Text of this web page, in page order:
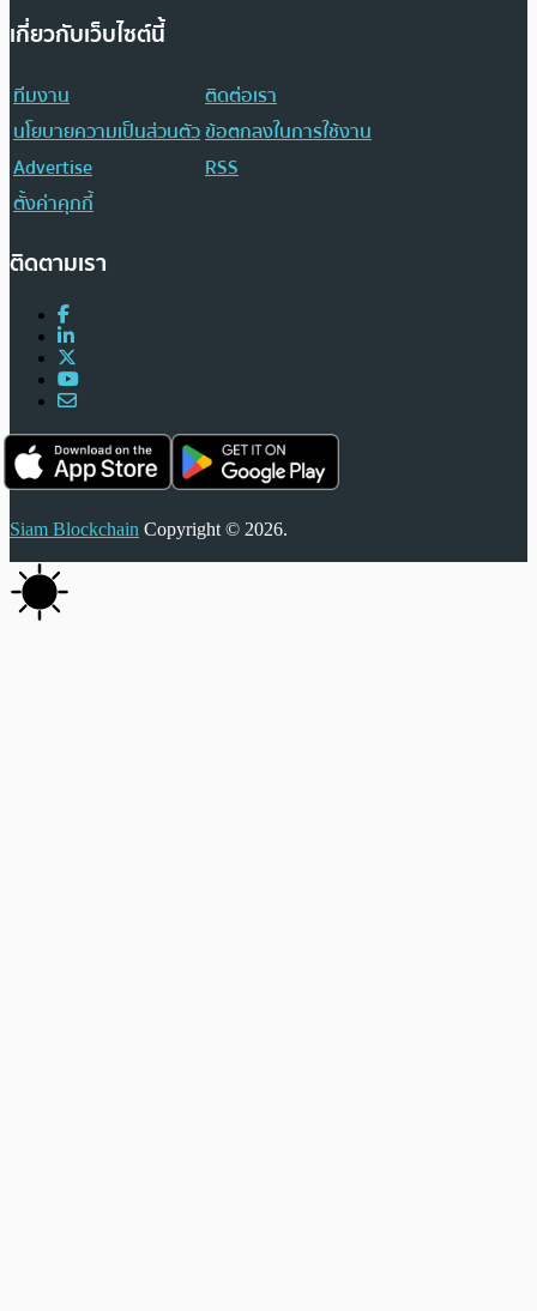
เกี่ยวกับเว็บไซต์นี้
ทีมงาน
ติดต่อเรา
นโยบายความเป็นส่วนตัวข้อตกลงในการใช้งาน
Advertise
RSS
ตั้งค่าคุกกี้
ติดตามเรา
Siam Blockchain Copyright © 2026.